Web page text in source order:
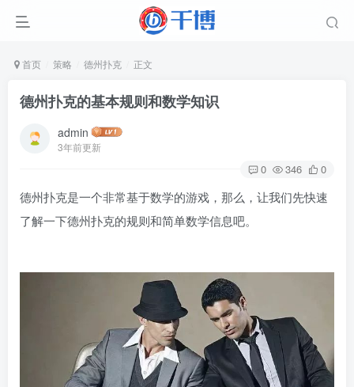
首页 策略 德州扑克 正文
德州扑克的基本规则和数学知识
admin
3年前更新
0 346 0
德州扑克是一个非常基于数学的游戏，那么，让我们先快速
了解一下德州扑克的规则和简单数学信息吧。